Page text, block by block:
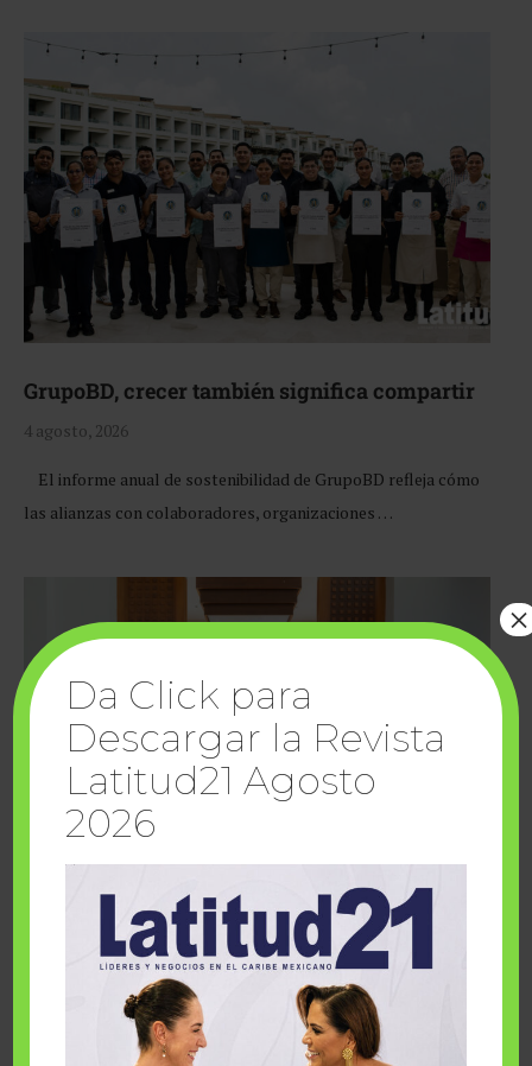
GrupoBD, crecer también significa compartir
4 agosto, 2026
El informe anual de sostenibilidad de GrupoBD refleja cómo
las alianzas con colaboradores, organizaciones …
Cuando la solidaridad inspira; cumplen
sueños Fairmont Mayakoba y Make-A-Wish
Da Click para
Descargar la Revista
Latitud21 Agosto
2026
×